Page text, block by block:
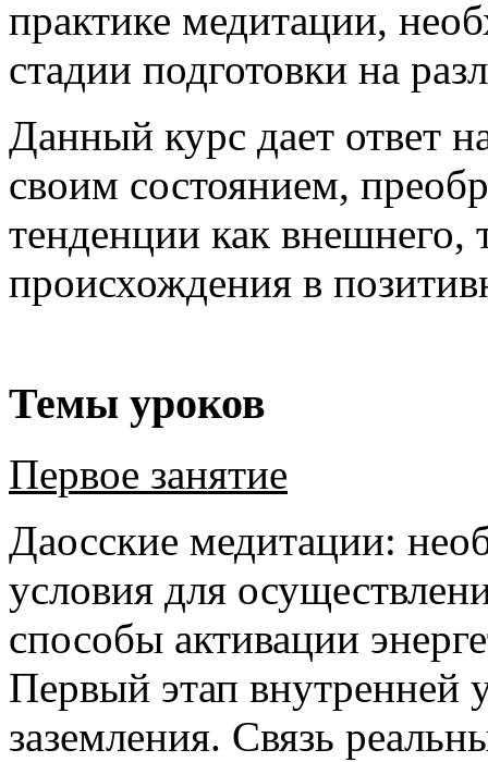
практике медитации,
стадии подготовки на
Данный курс дает ответ
своим состоянием,
тенденции как внешнего,
происхождения в
Темы уроков
Первое занятие
Даосские медитации:
условия для
способы активации
Первый этап внутренней
заземления. Связь